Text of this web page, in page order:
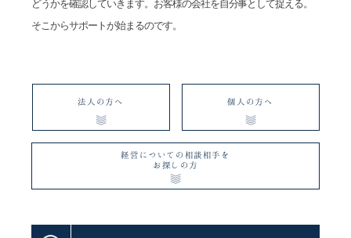
どうかを確認していきます。 お客様の会社を自分事として捉える。
そこからサポートが始まるのです。
法人の方へ 個人の方へ
経営についての相談相手を
お探しの方